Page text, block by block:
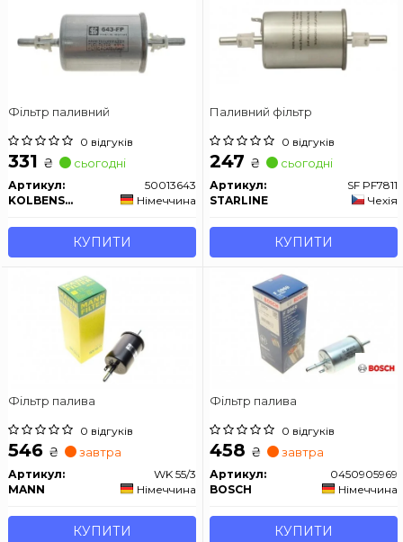
Фільтр паливний
0 відгуків
331 ₴ сьогодні
Артикул:
50013643
KOLBENSCHMIDT
Німеччина
КУПИТИ
Паливний фільтр
0 відгуків
247 ₴ сьогодні
Артикул:
SF PF7811
STARLINE
Чехія
КУПИТИ
Фільтр палива
0 відгуків
546 ₴ завтра
Артикул:
WK 55/3
MANN
Німеччина
КУПИТИ
Фільтр палива
0 відгуків
458 ₴ завтра
Артикул:
0450905969
BOSCH
Німеччина
КУПИТИ